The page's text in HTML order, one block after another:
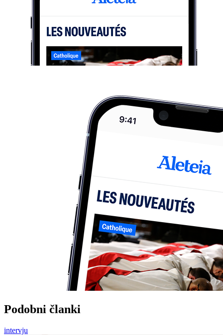
Podobni članki
intervju